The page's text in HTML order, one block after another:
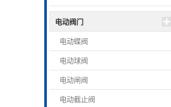
电动阀门
电动蝶阀
电动球阀
电动闸阀
电动截止阀